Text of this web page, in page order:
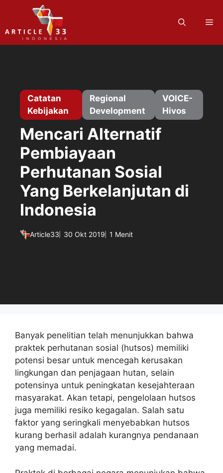
Langsung
isi
Catatan
Kebijakan
Regional
Development
VOICE-
Hivos
Mencari Alternatif
Pembiayaan
Perhutanan Sosial
Yang Berkelanjutan di
Indonesia
Article33 30 Okt 2019 1 Menit
Banyak penelitian telah menunjukkan bahwa
praktek perhutanan sosial (hutsos) memiliki
potensi besar untuk mencegah kerusakan
lingkungan dan penjagaan hutan, selain
potensinya untuk peningkatan kesejahteraan
masyarakat. Akan tetapi, pengelolaan hutsos
juga memiliki resiko kegagalan. Salah satu
faktor yang seringkali menyebabkan hutsos
kurang berhasil adalah kurangnya pendanaan
yang memadai.